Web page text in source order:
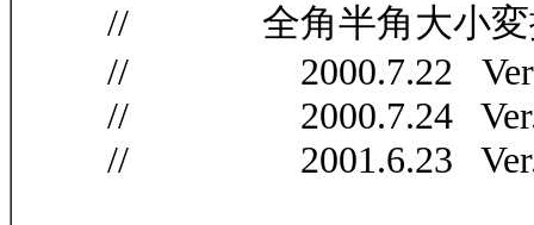
// 全角半角大小変
// 2000.7.22
// 2000.7.24
// 2001.6.23